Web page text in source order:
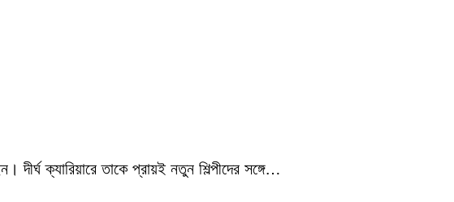
ক্যারিয়ারে তাকে প্রায়ই নতুন শিল্পীদের সঙ্গে…